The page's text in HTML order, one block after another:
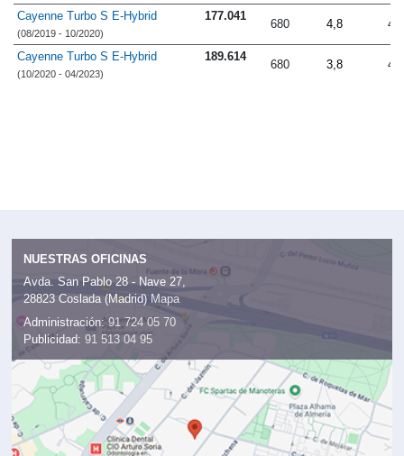
Cayenne Turbo S E-Hybrid
(08/2019 - 10/2020)
177.041
680 4,8
Cayenne Turbo S E-Hybrid
(10/2020 - 04/2023)
189.614
680 3,8
NUESTRAS OFICINAS
Avda. San Pablo 28 - Nave 27,
28823 Coslada (Madrid) Mapa
Administración: 91 724 05 70
Publicidad: 91 513 04 95